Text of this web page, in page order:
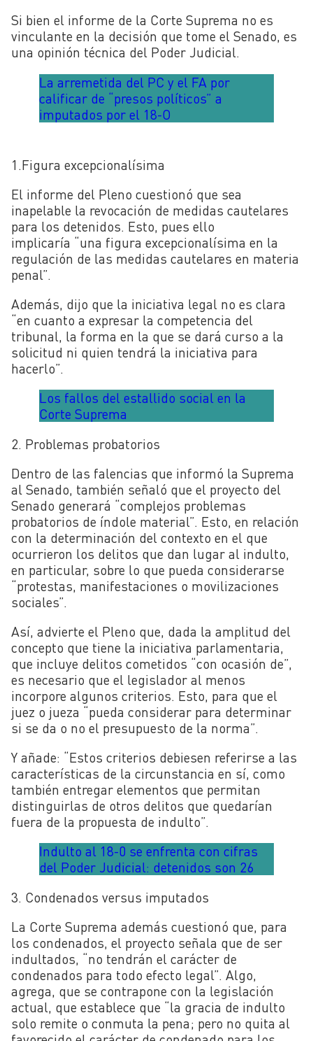
Si bien el informe de la Corte Suprema no es
vinculante en la decisión que tome el Senado, es
una opinión técnica del Poder Judicial.
La arremetida del PC y el FA por
calificar de “presos políticos” a
imputados por el 18-O
1.Figura excepcionalísima
El informe del Pleno cuestionó que sea
inapelable la revocación de medidas cautelares
para los detenidos. Esto, pues ello
implicaría “una figura excepcionalísima en la
regulación de las medidas cautelares en materia
penal”.
Además, dijo que la iniciativa legal no es clara
“en cuanto a expresar la competencia del
tribunal, la forma en la que se dará curso a la
solicitud ni quien tendrá la iniciativa para
hacerlo”.
Los fallos del estallido social en la
Corte Suprema
2. Problemas probatorios
Dentro de las falencias que informó la Suprema
al Senado, también señaló que el proyecto del
Senado generará “complejos problemas
probatorios de índole material”. Esto, en relación
con la determinación del contexto en el que
ocurrieron los delitos que dan lugar al indulto,
en particular, sobre lo que pueda considerarse
“protestas, manifestaciones o movilizaciones
sociales”.
Así, advierte el Pleno que, dada la amplitud del
concepto que tiene la iniciativa parlamentaria,
que incluye delitos cometidos “con ocasión de”,
es necesario que el legislador al menos
incorpore algunos criterios. Esto, para que el
juez o jueza “pueda considerar para determinar
si se da o no el presupuesto de la norma”.
Y añade: “Estos criterios debiesen referirse a las
características de la circunstancia en sí, como
también entregar elementos que permitan
distinguirlas de otros delitos que quedarían
fuera de la propuesta de indulto”.
Indulto al 18-0 se enfrenta con cifras
del Poder Judicial: detenidos son 26
3. Condenados versus imputados
La Corte Suprema además cuestionó que, para
los condenados, el proyecto señala que de ser
indultados, “no tendrán el carácter de
condenados para todo efecto legal”. Algo,
agrega, que se contrapone con la legislación
actual, que establece que “la gracia de indulto
solo remite o conmuta la pena; pero no quita al